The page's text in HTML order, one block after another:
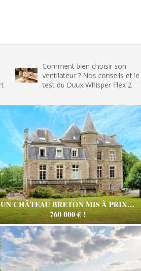
Comment bien choisir son
ventilateur ? Nos conseils et le
test du Duux Whisper Flex 2
UN CHÂTEAU BRETON MIS À PRIX…
760 000 € !